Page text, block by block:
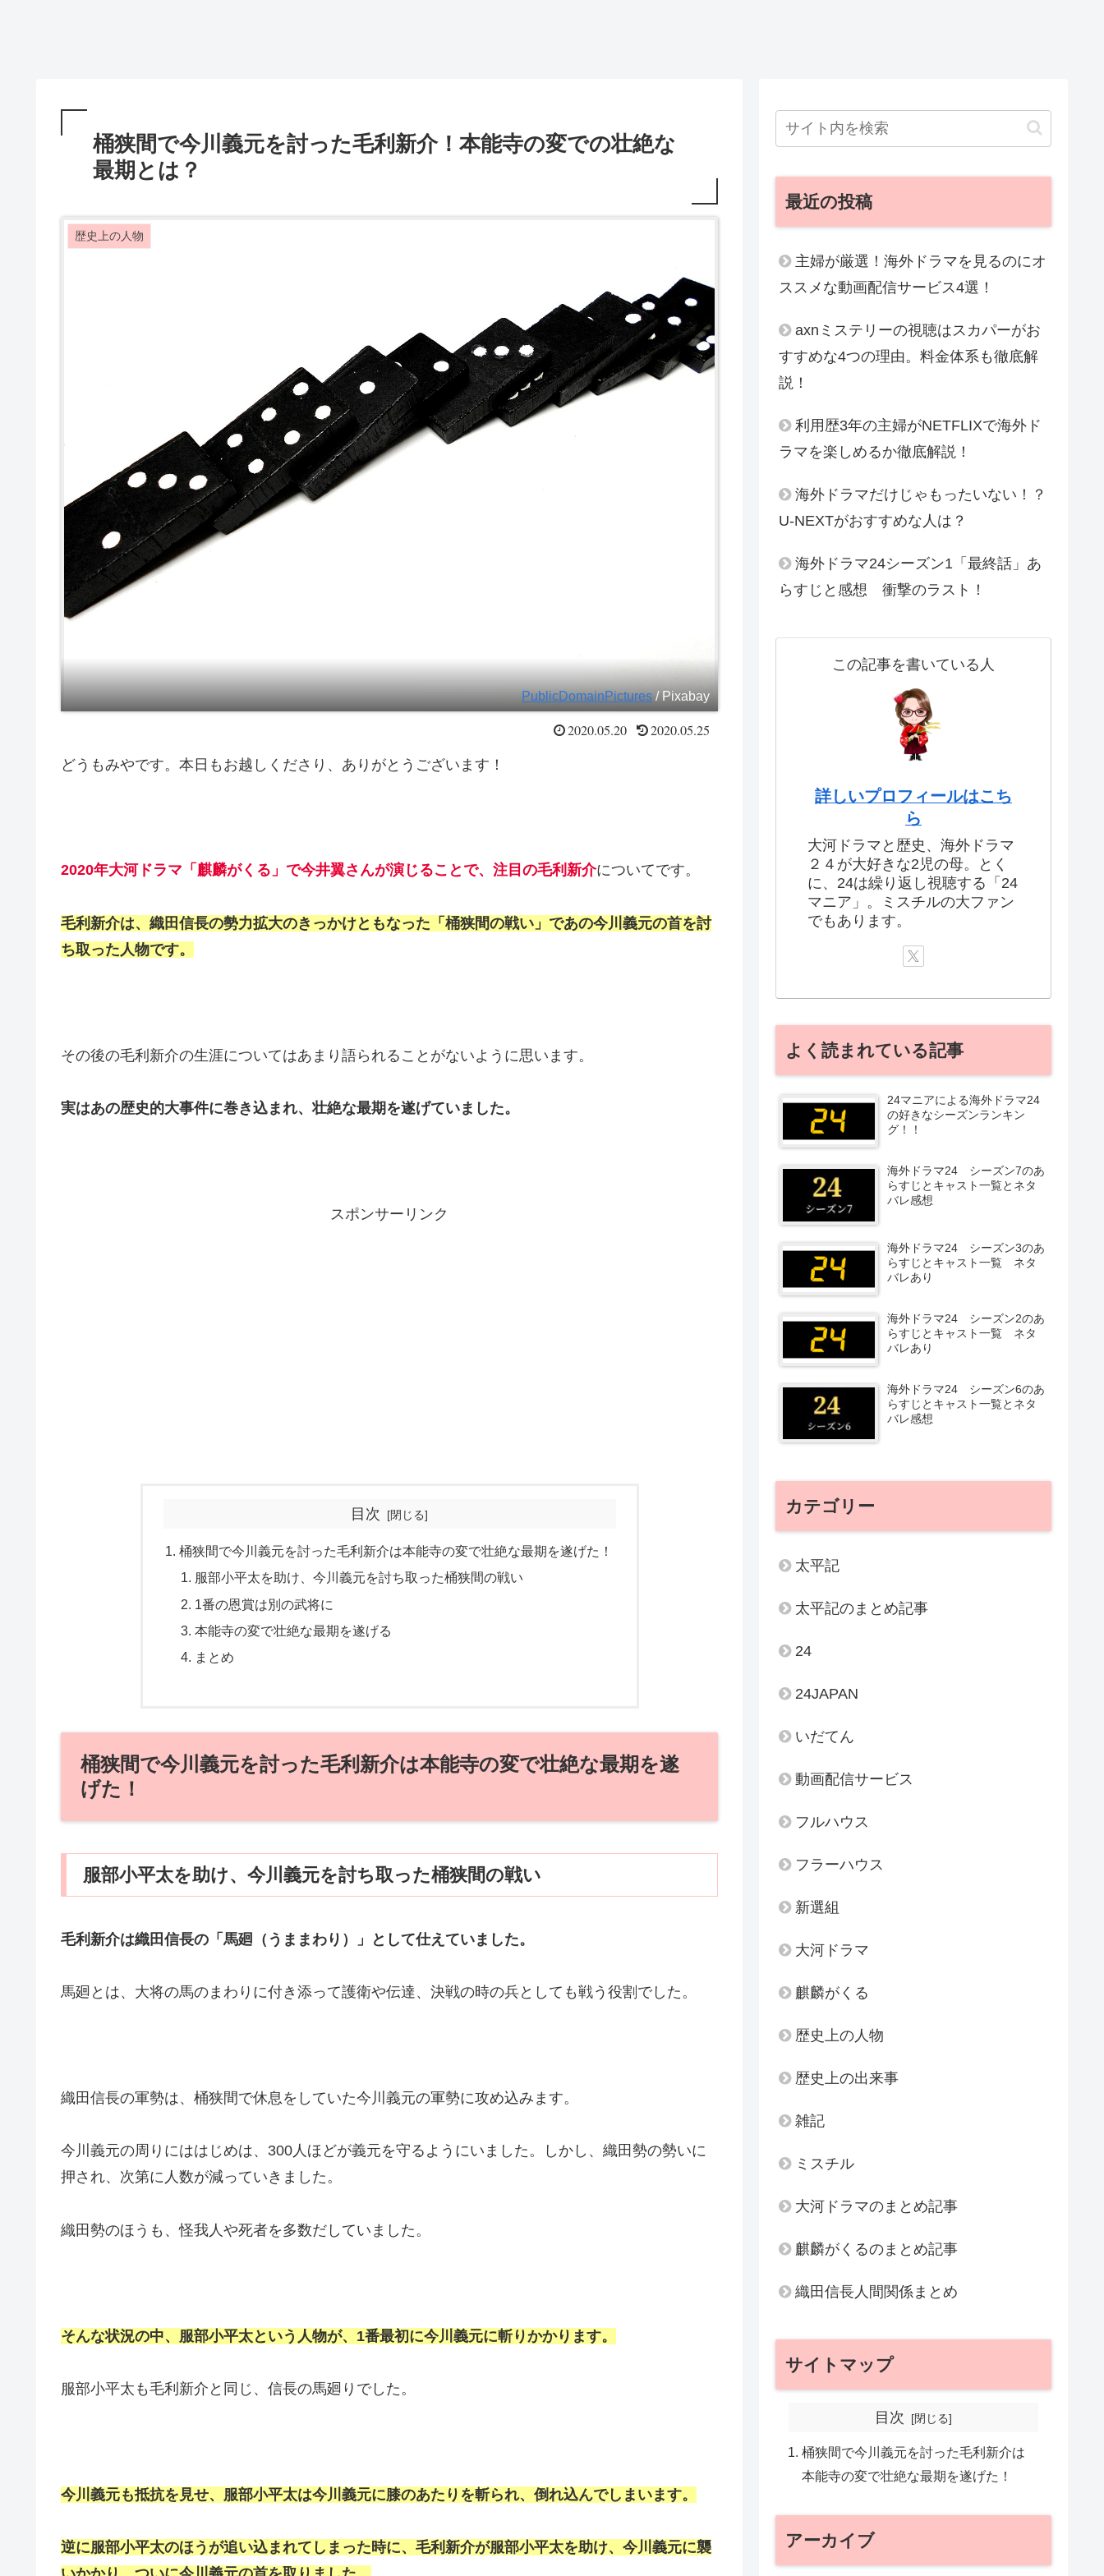
桶狭間で今川義元を討った毛利新介！本能寺の変での壮絶な
最期とは？
歴史上の人物
PublicDomainPictures/ Pixabay
2020.05.20 2020.05.25
どうもみやです。本日もお越しくださり、ありがとうございます！
2020年大河ドラマ「麒麟がくる」で今井翼さんが演じることで、注目の毛利新介についてです。
毛利新介は、織田信長の勢力拡大のきっかけともなった「桶狭間の戦い」であの今川義元の首を討
ち取った人物です。
その後の毛利新介の生涯についてはあまり語られることがないように思います。
実はあの歴史的大事件に巻き込まれ、壮絶な最期を遂げていました。
スポンサーリンク
目次
桶狭間で今川義元を討った毛利新介は本能寺の変で壮絶な最期を遂げた！
服部小平太を助け、今川義元を討ち取った桶狭間の戦い
1番の恩賞は別の武将に
本能寺の変で壮絶な最期を遂げる
まとめ
桶狭間で今川義元を討った毛利新介は本能寺の変で壮絶な最期を遂
げた！
服部小平太を助け、今川義元を討ち取った桶狭間の戦い
毛利新介は織田信長の「馬廻（うままわり）」として仕えていました。
馬廻とは、大将の馬のまわりに付き添って護衛や伝達、決戦の時の兵としても戦う役割でした。
織田信長の軍勢は、桶狭間で休息をしていた今川義元の軍勢に攻め込みます。
今川義元の周りにははじめは、300人ほどが義元を守るようにいました。しかし、織田勢の勢いに
押され、次第に人数が減っていきました。
織田勢のほうも、怪我人や死者を多数だしていました。
そんな状況の中、服部小平太という人物が、1番最初に今川義元に斬りかかります。
服部小平太も毛利新介と同じ、信長の馬廻りでした。
今川義元も抵抗を見せ、服部小平太は今川義元に膝のあたりを斬られ、倒れ込んでしまいます。
逆に服部小平太のほうが追い込まれてしまった時に、毛利新介が服部小平太を助け、今川義元に襲
最近の投稿
主婦が厳選！海外ドラマを見るのにオ
ススメな動画配信サービス4選！
axnミステリーの視聴はスカパーがお
すすめな4つの理由。料金体系も徹底解
説！
利用歴3年の主婦がNETFLIXで海外ド
ラマを楽しめるか徹底解説！
海外ドラマだけじゃもったいない！？
U-NEXTがおすすめな人は？
海外ドラマ24シーズン1「最終話」あ
らすじと感想 衝撃のラスト！
この記事を書いている人
詳しいプロフィールはこち
ら
大河ドラマと歴史、海外ドラマ
２４が大好きな2児の母。とく
に、24は繰り返し視聴する「24
マニア」。ミスチルの大ファン
でもあります。
よく読まれている記事
24マニアによる海外ドラマ24
の好きなシーズンランキン
グ！！
海外ドラマ24 シーズン7のあ
らすじとキャスト一覧とネタ
バレ感想
海外ドラマ24 シーズン3のあ
らすじとキャスト一覧 ネタ
バレあり
海外ドラマ24 シーズン2のあ
らすじとキャスト一覧 ネタ
バレあり
海外ドラマ24 シーズン6のあ
らすじとキャスト一覧とネタ
バレ感想
カテゴリー
太平記
太平記のまとめ記事
24
24JAPAN
いだてん
動画配信サービス
フルハウス
フラーハウス
新選組
大河ドラマ
麒麟がくる
歴史上の人物
歴史上の出来事
雑記
ミスチル
大河ドラマのまとめ記事
麒麟がくるのまとめ記事
織田信長人間関係まとめ
サイトマップ
目次
桶狭間で今川義元を討った毛利新介は
本能寺の変で壮絶な最期を遂げた！
アーカイブ